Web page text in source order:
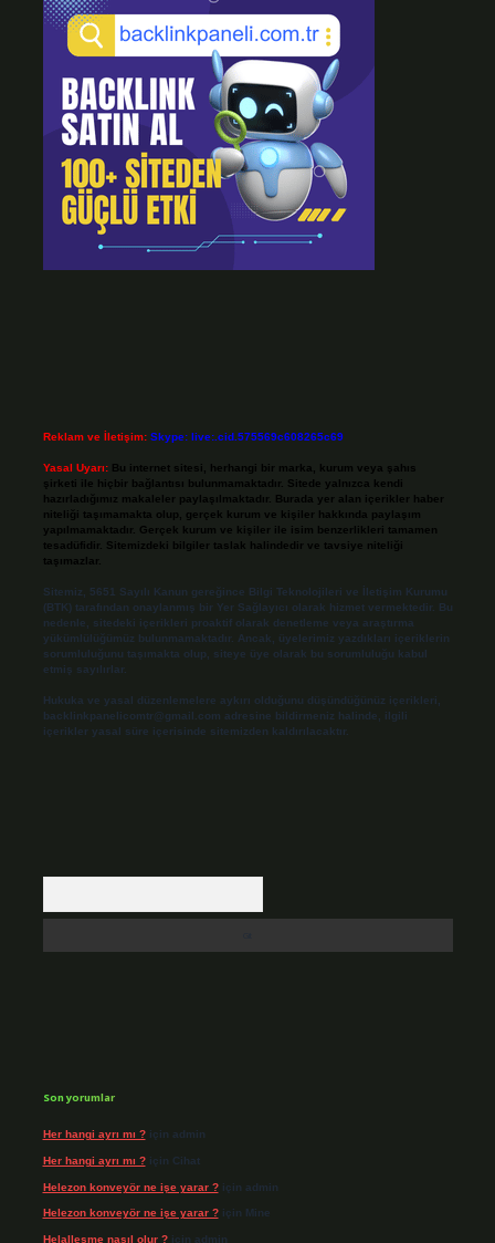
Reklam ve İletişim: Skype: live:.cid.575569c608265c69
Yasal Uyarı: Bu internet sitesi, herhangi bir marka, kurum veya şahıs
şirketi ile hiçbir bağlantısı bulunmamaktadır. Sitede yalnızca kendi
hazırladığımız makaleler paylaşılmaktadır. Burada yer alan içerikler haber
niteliği taşımamakta olup, gerçek kurum ve kişiler hakkında paylaşım
yapılmamaktadır. Gerçek kurum ve kişiler ile isim benzerlikleri tamamen
tesadüfidir. Sitemizdeki bilgiler taslak halindedir ve tavsiye niteliği
taşımazlar.
Sitemiz, 5651 Sayılı Kanun gereğince Bilgi Teknolojileri ve İletişim Kurumu
(BTK) tarafından onaylanmış bir Yer Sağlayıcı olarak hizmet vermektedir. Bu
nedenle, sitedeki içerikleri proaktif olarak denetleme veya araştırma
yükümlülüğümüz bulunmamaktadır. Ancak, üyelerimiz yazdıkları içeriklerin
sorumluluğunu taşımakta olup, siteye üye olarak bu sorumluluğu kabul
etmiş sayılırlar.
Hukuka ve yasal düzenlemelere aykırı olduğunu düşündüğünüz içerikleri,
backlinkpanelicomtr@gmail.com adresine bildirmeniz halinde, ilgili
içerikler yasal süre içerisinde sitemizden kaldırılacaktır.
Son yorumlar
Her hangi ayrı mı ?için admin
Her hangi ayrı mı ?için Cihat
Helezon konveyör ne işe yarar ?için admin
Helezon konveyör ne işe yarar ?için Mine
Helalleşme nasıl olur ?için admin